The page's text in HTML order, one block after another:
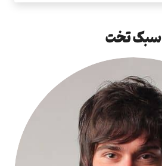
سبک تخت